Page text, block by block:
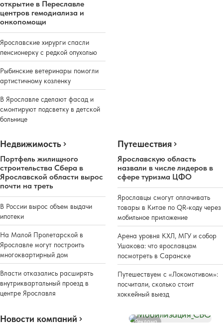
открытие в Переславле
центров гемодиализа и
онкопомощи
Ярославские хирурги спасли
пенсионерку с редкой опухолью
Рыбинские ветеринары помогли
артистичному козленку
В Ярославле сделают фасад и
смонтируют подсветку в детской
больнице
Недвижимость
Портфель жилищного
строительства Сбера в
Ярославской области вырос
почти на треть
В России вырос объем выдачи
ипотеки
На Малой Пролетарской в
Ярославле могут построить
многоквартирный дом
Власти отказались расширять
внутриквартальный проезд в
центре Ярославля
Путешествия
Ярославскую область
назвали в числе лидеров в
сфере туризма ЦФО
Ярославцы смогут оплачивать
товары в Китае по QR-коду через
мобильное приложение
Арена уровня КХЛ, МГУ и собор
Ушакова: что ярославцам
посмотреть в Саранске
Путешествуем с «Локомотивом»:
посчитали, сколько стоит
хоккейный выезд
Новости компаний Реклама